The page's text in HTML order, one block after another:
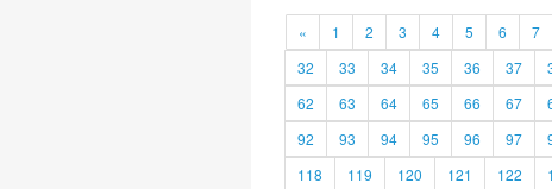
« 1 2 3 4 5 6 7
32
33 34 35 36 37
62
63 64 65 66 67
92
93 94 95 96 97
118
119 120 121 122